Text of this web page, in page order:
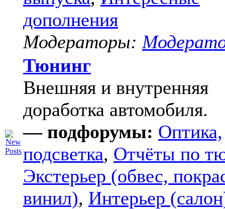
дополнения
Модераторы:
Тюнинг
Внешняя и внутренняя
доработка автомобиля.
— подфорумы: Оптика,
подсветка, Отчёты по
Экстерьер (обвес,
винил), Интерьер